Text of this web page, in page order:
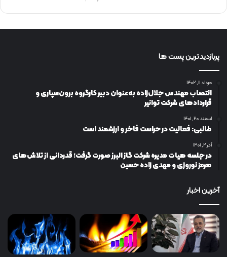
پربازدیدترین پست ها
مرداد ۱۱, ۱۴۰۲
انتصاب مهندس جلال‌زاده به‌عنوان دبیر كارگروه برون‌سپاری و
قراردادهای شركت توانیر
اسفند ۲۰, ۱۴۰۱
طالبی: فعالیت در حراست فاخر و ارزشمند است
آذر ۲, ۱۴۰۱
در جلسه هیات مدیره شرکت گاز البرز صورت گرفت؛ قدردانی از تلاش‌های
هرمز نوروزی و مهدی زاده حسین
آخرین اخبار